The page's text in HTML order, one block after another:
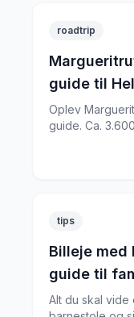
roadtrip
guide til
Oplev
guide. Ca.
Historiske
tips
Billeje med
guide til
Alt du skal vide